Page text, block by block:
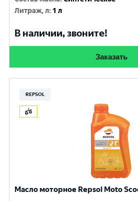
Литраж, л: 1 л
В наличии, звоните!
Заказать
REPSOL
Масло моторное Repsol Moto